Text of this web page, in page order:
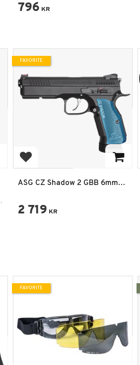
796 KR
Add to favorites
ASG CZ Shadow 2 GBB 6mm
2 719 KR
FAVORITE
FAVORITE